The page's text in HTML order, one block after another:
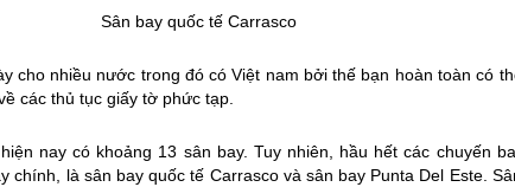
Sân bay quốc tế Carrasco
cho nhiều nước trong đó có Việt nam bởi thế bạn hoàn toàn có
các thủ tục giấy tờ phức tạp.
nay có khoảng 13 sân bay. Tuy nhiên, hầu hết các chuyến
chính, là sân bay quốc tế Carrasco và sân bay Punta Del Este.